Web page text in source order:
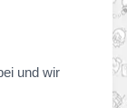
und wir